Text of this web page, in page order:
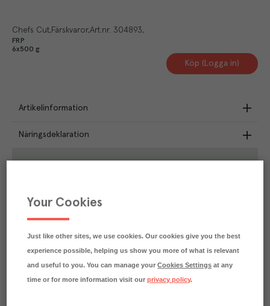
Chefs Cut Färskvaror Art.nr. 304893
FRP
6x500 g
Köp (Logga in)
Artikelinformation
Näringsdeklaration
utsläppen av 0.3 kg koldioxid.
Your Cookies
Just like other sites, we use cookies. Our cookies give you the best
experience possible, helping us show you more of what is relevant
and useful to you. You can manage yourCookies Settings at any
time or for more information visit ourprivacy policy.